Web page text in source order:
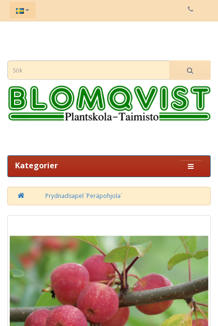
Kategorier
Prydnadsapel `Peräpohjola´